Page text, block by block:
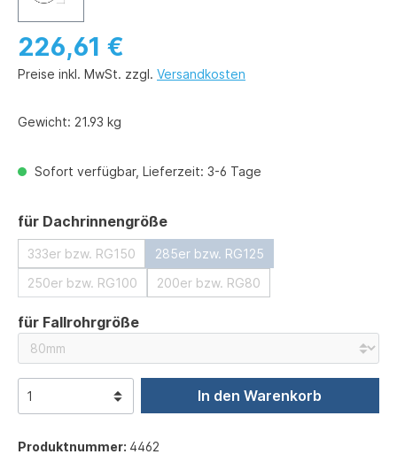
226,61 €
Preise inkl. MwSt. zzgl. Versandkosten
Gewicht: 21.93 kg
Sofort verfügbar, Lieferzeit: 3-6 Tage
für Dachrinnengrößeauswählen
333er bzw. RG150
285er bzw. RG125
250er bzw. RG100
200er bzw. RG80
für Fallrohrgrößeauswählen
In den Warenkorb
Produktnummer: 4462